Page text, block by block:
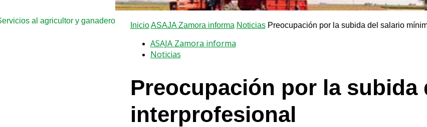
al agricultor y ganadero
Inicio ASAJA Zamora informa Noticias Preocupación por la subida del salario
ASAJA Zamora informa
Noticias
Preocupación por la
interprofesional